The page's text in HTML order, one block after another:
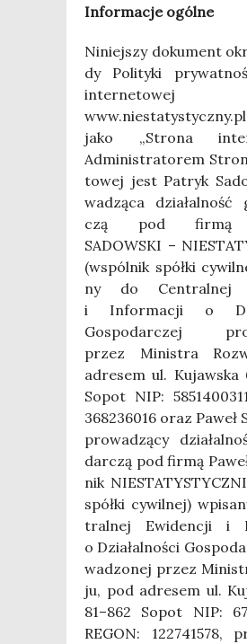
Infor­ma­cje ogólne
Niniej­szy doku­ment
dy Poli­ty­ki
inter­ne­to­wej
jako „Stro­na
Admi­ni­stra­to­rem
to­wej jest Patryk
wa­dzą­ca
czą pod fir­mą
SADOWSKI –
(wspól­nik spół­ki
ny do Cen­tral­nej
i Infor­ma­cji o
Gospo­dar­czej
przez Mini­stra
adre­sem ul. Kujaw­ska
Sopot NIP:
368236016 oraz Paweł
pro­wa­dzą­cy
dar­czą pod fir­mą
nik
spół­ki cywil­nej)
tral­nej Ewi­den­cji i
o Dzia­łal­no­ści
wa­dzo­nej przez
ju, pod adre­sem ul.
81–862 Sopot NIP:
REGON: 122741578,